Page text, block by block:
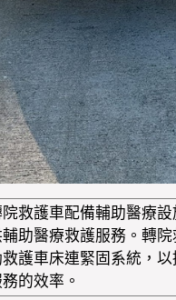
救護車配備輔助醫療
助醫療救護服務。轉
護車床連緊固系統，
的效率。